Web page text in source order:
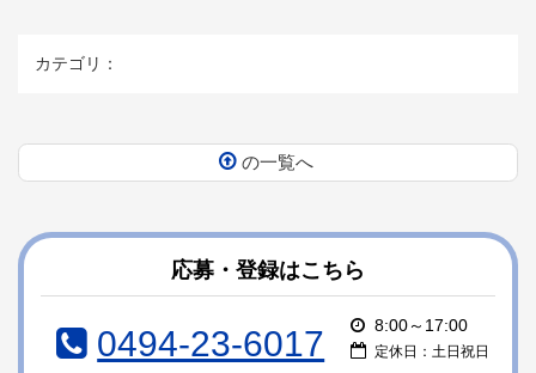
カテゴリ：
の一覧へ
テ
ン
ジ
の
応募・登録はこちら
0494-23-6017 8:00～17:00
定休日：土日祝日